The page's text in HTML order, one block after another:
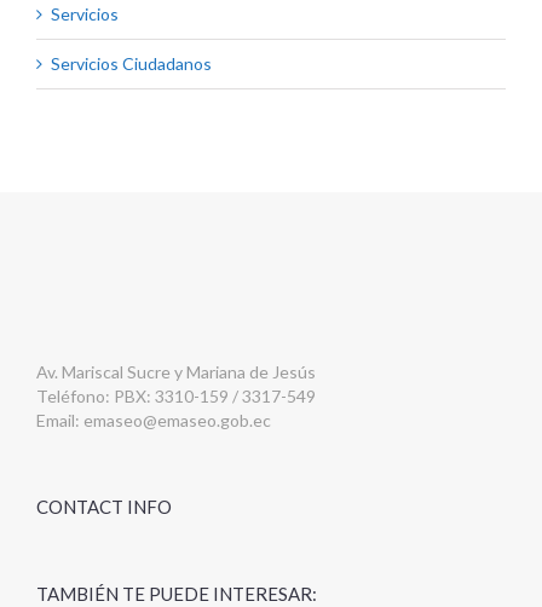
Servicios
Servicios Ciudadanos
Av. Mariscal Sucre y Mariana de Jesús
Teléfono: PBX: 3310-159 / 3317-549
Email: emaseo@emaseo.gob.ec
CONTACT INFO
TAMBIÉN TE PUEDE INTERESAR: